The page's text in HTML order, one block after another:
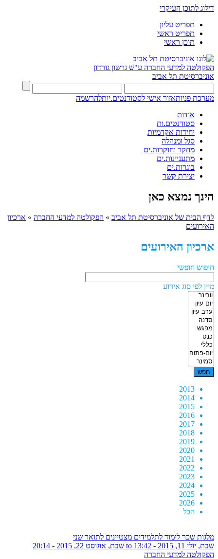
דילוג לתוכן העיקרי
תפריט עליון
תפריט ראשי
תוכן ראשי
הפקולטה למדעי החברה ע"ש גרשון גורדון
אוניברסיטת תל אביב
מערכת פניותאזור אישי לסטודנטים.יותלהרשמה
אודות
סטודנטים.ות
יחידות אקדמיות
סגל ומנהלה
מחקר וחוקרות.ים
מתעניינות.ים
בוגרות.ים
יצירת קשר
הינך נמצא כאן
לדף הבית של אוניברסיטת תל אביב » הפקולטה למדעי החברה » ארכיון
האירועים
ארכיון האירועים
חיפוש חופשי
מיין לפי סוג אירוע
2013
2014
2015
2016
2017
2018
2019
2020
2021
2022
2023
2024
2025
2026
הכל
מלגות שכר לימוד לתלמידים מצטיינים לתואר שני
שבת, יולי 11, 2015 - 13:42
שבת, אוגוסט 22, 2015 - 20:14
הפקולטה למדעי החברה